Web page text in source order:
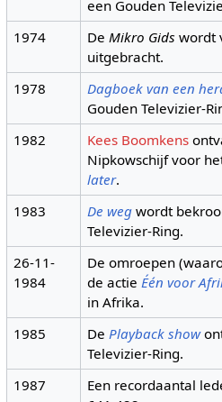
een Gouden
1974
DeMikro Gids wordt
uitgebracht.
1978
Dagboek van een
Gouden Televizier-
1982
Kees Boomkens
Nipkowschijf voor
later.
1983
De weg wordt
Televizier-Ring.
26-11-
1984
De omroepen
de actieÉén voor
in Afrika.
1985
DePlayback show
Televizier-Ring.
1987
Een recordaantal